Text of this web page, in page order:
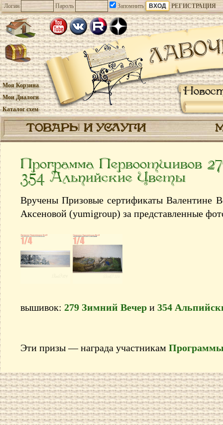
Логин Пароль Запомнить РЕГИСТРАЦИЯ
Моя Корзина
Мои Диалоги
Каталог схем
ТОВАРЫ И УСЛУГИ
Программа Первоотшивов
354 Альпийские Цветы
Вручены Призовые сертификаты Валентине
Аксеновой (yumigroup) за представленные
вышивок: 279 Зимний Вечер и 354
Эти призы — награда участникам